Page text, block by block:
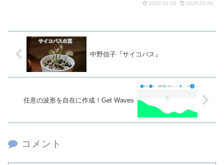
2020.03.03 2025.05.06
中野信子『サイコパス』
任意の波形を自在に作成！Get Waves
コメント